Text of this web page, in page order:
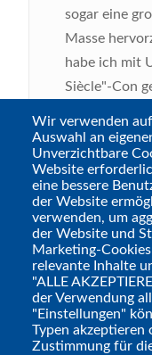
sogar eine
Masse
habe ich mit
Siècle"‑Con
bewusst auf
Wir verwenden
Auswahl an
Unverzichtbare
Website
eine bessere
der Website
verwenden, um
der Website und
Marketing-
relevante Inhalte
"ALLE
der Verwendung
"Einstellungen"
Typen akzeptieren
Zustimmung für